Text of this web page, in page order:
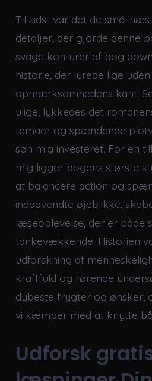
Til sidst var det de små,
detaljer, der gjorde denne
svage konturer af bog
historie, der lurede lige
opmærksomhedens kant.
ulige, lykkedes det
temaer og spændende
søn mig investeret. For en
mig ligger bogens største
at balancere action og
indadvendte øjeblikke,
læseoplevelse, der er både
tankevækkende. Historien
udforskning af
kraftfuld og rørende
dybeste frygter og ønsker,
vi kæmper med at knytte
Udforsk